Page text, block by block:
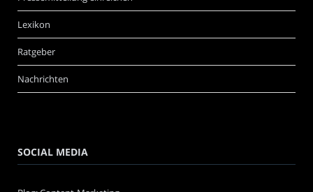
Lexikon
Ratgeber
Nachrichten
SOCIAL MEDIA